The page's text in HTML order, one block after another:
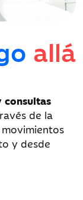
allá
consultas
de la
y desde